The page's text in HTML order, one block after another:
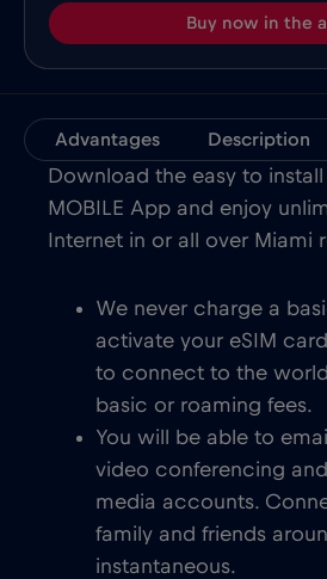
Buy now in the
Advantages Description
Download the easy to install
MOBILE App and enjoy
Internet in or all over Miami
We never charge a
activate your eSIM
to connect to the
basic or roaming fees.
You will be able to
video conferencing
media accounts.
family and friends
instantaneous.